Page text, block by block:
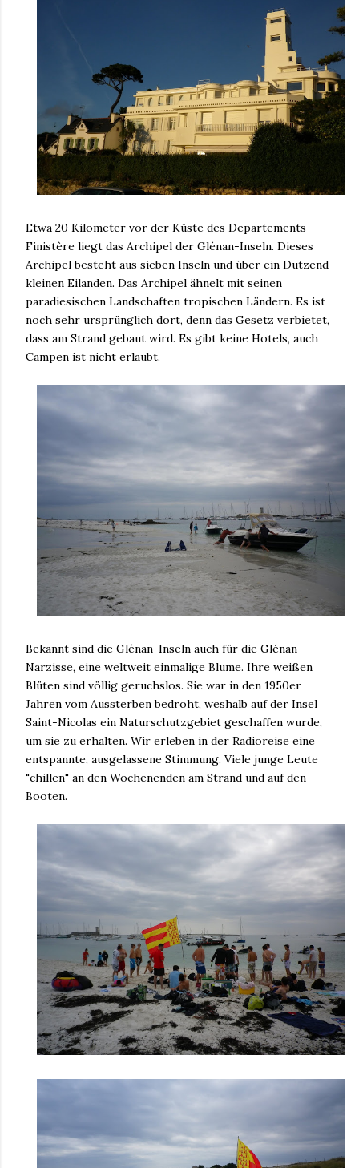
Etwa 20 Kilometer vor der Küste des Departements
Finistère liegt das Archipel der Glénan-Inseln. Dieses
Archipel besteht aus sieben Inseln und über ein Dutzend
kleinen Eilanden. Das Archipel ähnelt mit seinen
paradiesischen Landschaften tropischen Ländern. Es ist
noch sehr ursprünglich dort, denn das Gesetz verbietet,
dass am Strand gebaut wird. Es gibt keine Hotels, auch
Campen ist nicht erlaubt.
Bekannt sind die Glénan-Inseln auch für die Glénan-
Narzisse, eine weltweit einmalige Blume. Ihre weißen
Blüten sind völlig geruchslos. Sie war in den 1950er
Jahren vom Aussterben bedroht, weshalb auf der Insel
Saint-Nicolas ein Naturschutzgebiet geschaffen wurde,
um sie zu erhalten. Wir erleben in der Radioreise eine
entspannte, ausgelassene Stimmung. Viele junge Leute
"chillen" an den Wochenenden am Strand und auf den
Booten.